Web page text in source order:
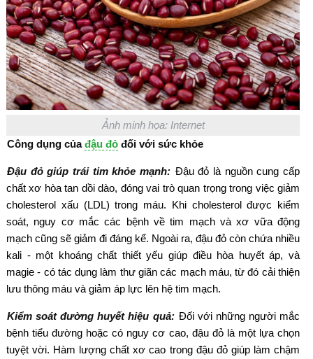
Ảnh minh họa: Internet
Công dụng củađậu đỏ đối với sức khỏe
Đậu đỏ giúp trái tim khỏe mạnh: Đậu đỏ là nguồn cung cấp
chất xơ hòa tan dồi dào, đóng vai trò quan trọng trong việc giảm
cholesterol xấu (LDL) trong máu. Khi cholesterol được kiểm
soát, nguy cơ mắc các bệnh về tim mạch và xơ vữa động
mạch cũng sẽ giảm đi đáng kể. Ngoài ra, đậu đỏ còn chứa nhiều
kali - một khoáng chất thiết yếu giúp điều hòa huyết áp, và
magie - có tác dụng làm thư giãn các mạch máu, từ đó cải thiện
lưu thông máu và giảm áp lực lên hệ tim mạch.
Kiểm soát đường huyết hiệu quả: Đối với những người mắc
bệnh tiểu đường hoặc có nguy cơ cao, đậu đỏ là một lựa chọn
tuyệt vời. Hàm lượng chất xơ cao trong đậu đỏ giúp làm chậm